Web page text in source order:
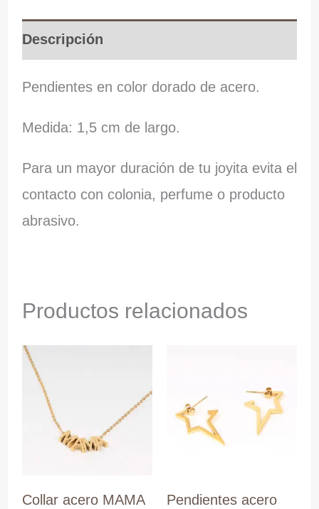
Descripción
Pendientes en color dorado de acero.
Medida: 1,5 cm de largo.
Para un mayor duración de tu joyita evita el
contacto con colonia, perfume o producto
abrasivo.
Productos relacionados
Collar acero MAMA
Pendientes acero